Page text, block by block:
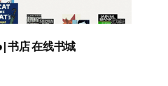
书店 在线书城